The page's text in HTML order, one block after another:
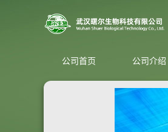
公司首页 公司介绍